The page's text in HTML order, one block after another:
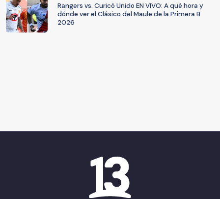
Rangers vs. Curicó Unido EN VIVO: A qué hora y
dónde ver el Clásico del Maule de la Primera B
2026